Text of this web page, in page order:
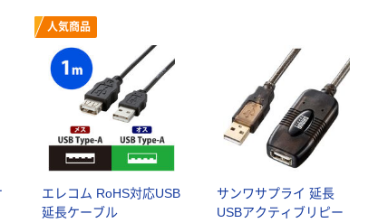
人気商品
エレコム RoHS対応USB
延長ケーブル
サンワサプライ 延長
USBアクティブリピー